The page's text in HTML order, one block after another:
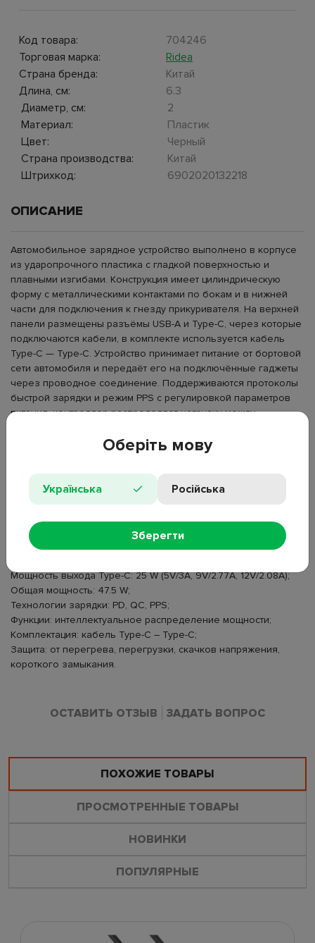
Код товара:
704246
Торговая марка:
Ridea
Страна бренда:
Китай
Длина, см:
6.3
Диаметр, см:
2
Материал:
Пластик
Цвет:
Черный
Страна производства:
Китай
Штрихкод:
6902020132218
ОПИСАНИЕ
Автомобильное зарядное устройство выполнено в корпусе
из ударопрочного пластика с гладкой поверхностью и
плавными изгибами. Конструкция имеет цилиндрическую
форму с металлическими контактами по бокам и в нижней
части для подключения к гнезду прикуривателя. На верхней
панели размещены разъёмы USB-A и Type-C, через которые
подключаются кабели, в комплекте используется кабель
Type-C — Type-C. Устройство принимает питание от бортовой
сети автомобиля и передаёт его на подключённые гаджеты
через проводное соединение. Поддерживаются протоколы
быстрой зарядки и режим PPS с регулировкой параметров
питания, контроллер распределяет нагрузку между
планшетов и другой электроники в автомобиле во время
Тип: автомобильное зарядное устройство;
Материал корпуса: пластик, металл;
Входное напряжение: 12–24 V;
Выходные разъёмы: USB-A, Type-C;
Мощность выхода Type-C: 25 W (5V/3A, 9V/2.77A, 12V/2.08A);
Общая мощность: 47.5 W;
Технологии зарядки: PD, QC, PPS;
Функции: интеллектуальное распределение мощности;
Комплектация: кабель Type-C – Type-C;
Защита: от перегрева, перегрузки, скачков напряжения,
короткого замыкания.
ОСТАВИТЬ ОТЗЫВ ЗАДАТЬ ВОПРОС
ПОХОЖИЕ ТОВАРЫ
ПРОСМОТРЕННЫЕ ТОВАРЫ
НОВИНКИ
ПОПУЛЯРНЫЕ
Оберіть мову
Українська Російська
Зберегти